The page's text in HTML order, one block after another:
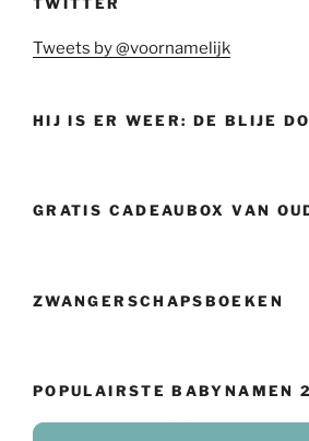
TWITTER
Tweets by @voornamelijk
HIJ IS ER WEER: DE BLIJE
GRATIS CADEAUBOX VAN
ZWANGERSCHAPSBOEKEN
POPULAIRSTE BABYNAMEN